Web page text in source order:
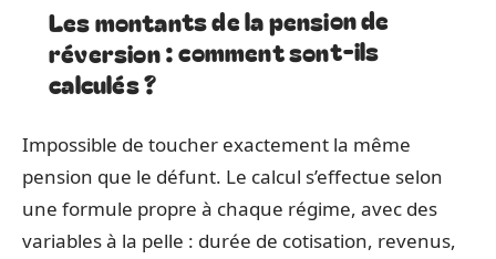
Les montants de la pension de
réversion : comment sont-ils
calculés ?
Impossible de toucher exactement la même
pension que le défunt. Le calcul s’effectue selon
une formule propre à chaque régime, avec des
variables à la pelle : durée de cotisation, revenus,